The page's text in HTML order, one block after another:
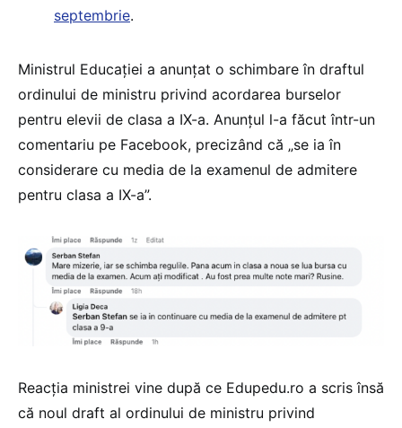
septembrie.
Ministrul Educației a anunțat o schimbare în draftul
ordinului de ministru privind acordarea burselor
pentru elevii de clasa a IX-a. Anunțul l-a făcut într-un
comentariu pe Facebook, precizând că „se ia în
considerare cu media de la examenul de admitere
pentru clasa a IX-a”.
Reacția ministrei vine după ce Edupedu.ro a scris însă
că noul draft al ordinului de ministru privind